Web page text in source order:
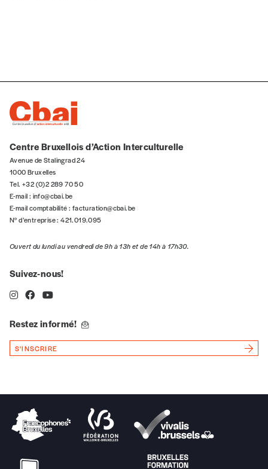
Édition papier (livraison en Belgique
uniquement)
AJOUTER
Édition numérique
Offre découverte
Imag? Nous vous
Centre Bruxellois d’Action Interculturelle
Avenue de Stalingrad 24
1000 Bruxelles
Tel. +32 (0)2 289 70 50
E-mail : info@cbai.be
E-mail comptabilité : facturation@cbai.be
N° d’entreprise : 421.019.095
Ouvert du lundi au vendredi de 9h à 13h et de 14h à 17h30.
Suivez-nous!
Restez informé!
S'INSCRIRE